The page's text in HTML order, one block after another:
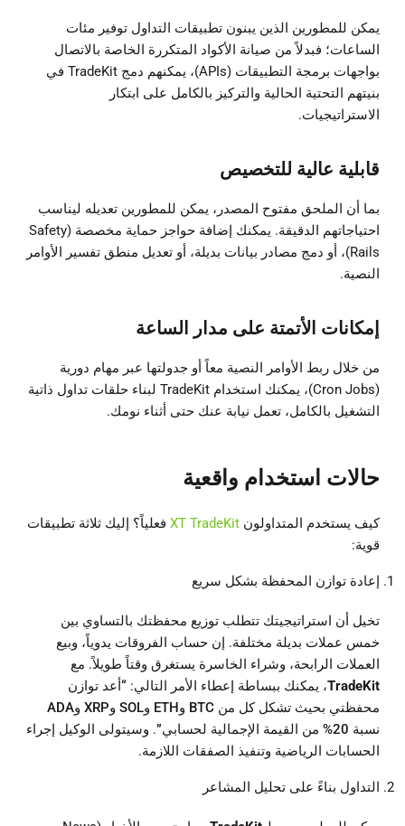
يمكن للمطورين الذين يبنون تطبيقات التداول توفير مئات
الساعات؛ فبدلاً من صيانة الأكواد المتكررة الخاصة بالاتصال
بواجهات برمجة التطبيقات (APIs)، يمكنهم دمج TradeKit في
بنيتهم التحتية الحالية والتركيز بالكامل على ابتكار
الاستراتيجيات.
قابلية عالية للتخصيص
بما أن الملحق مفتوح المصدر، يمكن للمطورين تعديله ليناسب
احتياجاتهم الدقيقة. يمكنك إضافة حواجز حماية مخصصة (Safety
Rails)، أو دمج مصادر بيانات بديلة، أو تعديل منطق تفسير الأوامر
النصية.
إمكانات الأتمتة على مدار الساعة
من خلال ربط الأوامر النصية معاً أو جدولتها عبر مهام دورية
(Cron Jobs)، يمكنك استخدام TradeKit لبناء حلقات تداول ذاتية
التشغيل بالكامل، تعمل نيابة عنك حتى أثناء نومك.
حالات استخدام واقعية
كيف يستخدم المتداولون XT TradeKit فعلياً؟ إليك ثلاثة تطبيقات
قوية:
إعادة توازن المحفظة بشكل سريع
تخيل أن استراتيجيتك تتطلب توزيع محفظتك بالتساوي بين
خمس عملات بديلة مختلفة. إن حساب الفروقات يدوياً، وبيع
العملات الرابحة، وشراء الخاسرة يستغرق وقتاً طويلاً. مع
TradeKit، يمكنك ببساطة إعطاء الأمر التالي: “أعد توازن
محفظتي بحيث تشكل كل من BTC وETH وSOL وXRP وADA
نسبة 20% من القيمة الإجمالية لحسابي”
. وسيتولى الوكيل إجراء
الحسابات الرياضية وتنفيذ الصفقات اللازمة.
التداول بناءً على تحليل المشاعر